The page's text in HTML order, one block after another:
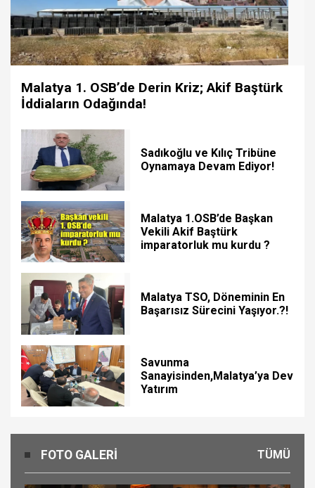
Malatya 1. OSB’de Derin Kriz; Akif Baştürk
İddiaların Odağında!
Sadıkoğlu ve Kılıç Tribüne
Oynamaya Devam Ediyor!
Malatya 1.OSB’de Başkan
Vekili Akif Baştürk
imparatorluk mu kurdu ?
Malatya TSO, Döneminin En
Başarısız Sürecini Yaşıyor.?!
Savunma
Sanayisinden,Malatya’ya Dev
Yatırım
FOTO GALERI TÜMÜ